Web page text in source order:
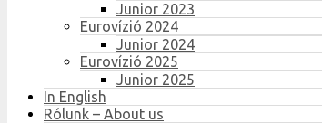
Junior 2023
Eurovízió 2024
Junior 2024
Eurovízió 2025
Junior 2025
In English
Rólunk – About us